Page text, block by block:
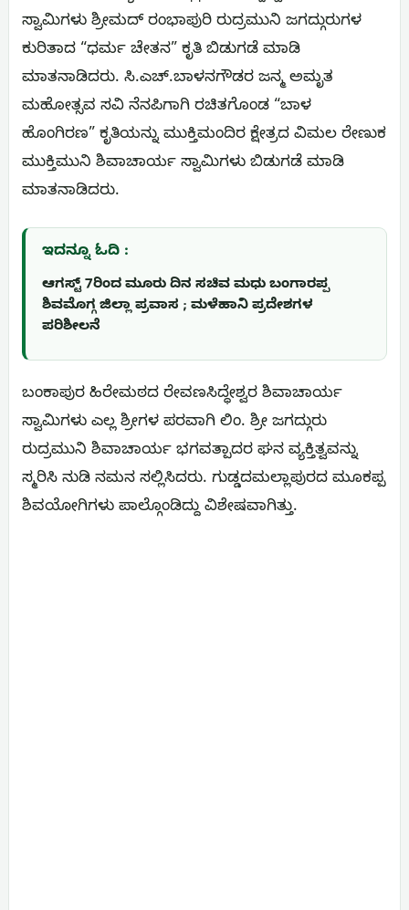
ಸ್ವಾಮಿಗಳು ಶ್ರೀಮದ್ ರಂಭಾಪುರಿ ರುದ್ರಮುನಿ ಜಗದ್ಗುರುಗಳ
ಕುರಿತಾದ “ಧರ್ಮ ಚೇತನ” ಕೃತಿ ಬಿಡುಗಡೆ ಮಾಡಿ
ಮಾತನಾಡಿದರು. ಸಿ.ಎಚ್.ಬಾಳನಗೌಡರ ಜನ್ಮ ಅಮೃತ
ಮಹೋತ್ಸವ ಸವಿ ನೆನಪಿಗಾಗಿ ರಚಿತಗೊಂಡ “ಬಾಳ
ಹೊಂಗಿರಣ” ಕೃತಿಯನ್ನು ಮುಕ್ತಿಮಂದಿರ ಕ್ಷೇತ್ರದ ವಿಮಲ ರೇಣುಕ
ಮುಕ್ತಿಮುನಿ ಶಿವಾಚಾರ್ಯ ಸ್ವಾಮಿಗಳು ಬಿಡುಗಡೆ ಮಾಡಿ
ಮಾತನಾಡಿದರು.
ಇದನ್ನೂ ಓದಿ :
ಆಗಸ್ಟ್ 7ರಿಂದ ಮೂರು ದಿನ ಸಚಿವ ಮಧು ಬಂಗಾರಪ್ಪ
ಶಿವಮೊಗ್ಗ ಜಿಲ್ಲಾ ಪ್ರವಾಸ ; ಮಳೆಹಾನಿ ಪ್ರದೇಶಗಳ
ಪರಿಶೀಲನೆ
ಬಂಕಾಪುರ ಹಿರೇಮಠದ ರೇವಣಸಿದ್ಧೇಶ್ವರ ಶಿವಾಚಾರ್ಯ
ಸ್ವಾಮಿಗಳು ಎಲ್ಲ ಶ್ರೀಗಳ ಪರವಾಗಿ ಲಿಂ. ಶ್ರೀ ಜಗದ್ಗುರು
ರುದ್ರಮುನಿ ಶಿವಾಚಾರ್ಯ ಭಗವತ್ಪಾದರ ಘನ ವ್ಯಕ್ತಿತ್ವವನ್ನು
ಸ್ಮರಿಸಿ ನುಡಿ ನಮನ ಸಲ್ಲಿಸಿದರು. ಗುಡ್ಡದಮಲ್ಲಾಪುರದ ಮೂಕಪ್ಪ
ಶಿವಯೋಗಿಗಳು ಪಾಲ್ಗೊಂಡಿದ್ದು ವಿಶೇಷವಾಗಿತ್ತು.